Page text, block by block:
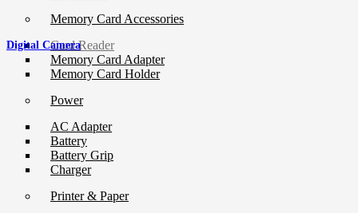
Memory Card Accessories
Card Reader
Memory Card Adapter
Memory Card Holder
Power
AC Adapter
Battery
Battery Grip
Charger
Printer & Paper
Digital Camera